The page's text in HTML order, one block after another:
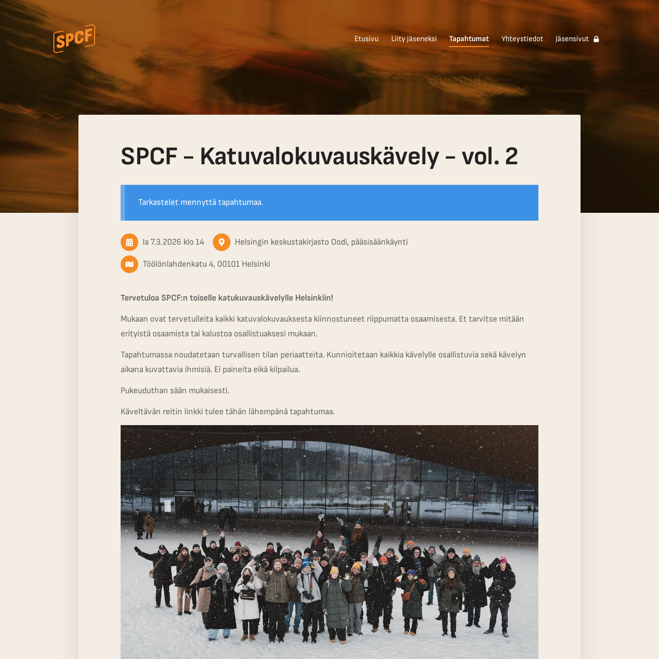
Siirry
sivun
sisältöön
Katuvalokuvauskollektiivi ry Etusivu Liity jäseneksi Tapahtumat Yhteystiedot Jäsensivut
SPCF - Katuvalokuvauskävely - vol. 2
Tarkastelet mennyttä tapahtumaa.
la 7.3.2026 klo 14 Helsingin keskustakirjasto Oodi, pääsisäänkäynti
Töölönlahdenkatu 4, 00101 Helsinki
Tervetuloa SPCF:n toiselle katukuvauskävelylle Helsinkiin!
Mukaan ovat tervetulleita kaikki katuvalokuvauksesta kiinnostuneet riippumatta osaamisesta. Et tarvitse mitään
erityistä osaamista tai kalustoa osallistuaksesi mukaan.
Tapahtumassa noudatetaan turvallisen tilan periaatteita. Kunnioitetaan kaikkia kävelylle osallistuvia sekä kävelyn
aikana kuvattavia ihmisiä. Ei paineita eikä kilpailua.
Pukeuduthan sään mukaisesti.
Käveltävän reitin linkki tulee tähän lähempänä tapahtumaa.